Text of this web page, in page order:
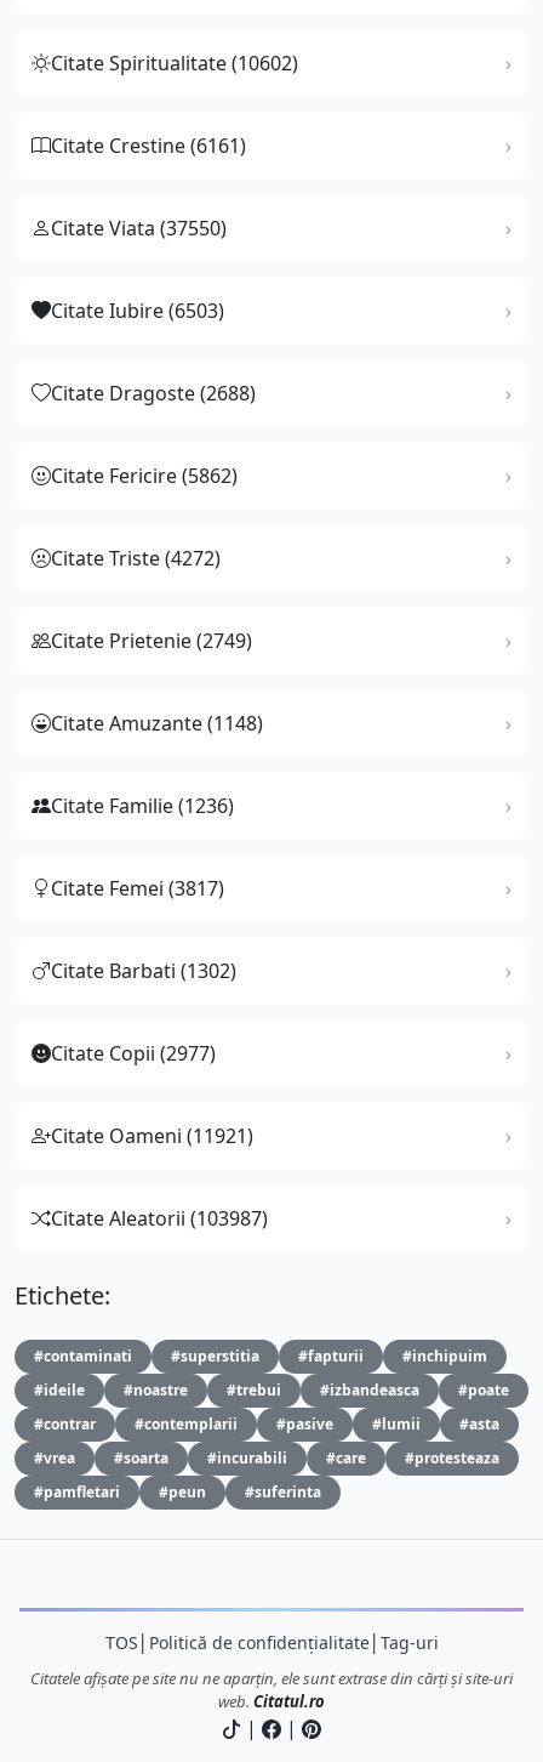
Citate Spiritualitate (10602)
Citate Crestine (6161)
Citate Viata (37550)
Citate Iubire (6503)
Citate Dragoste (2688)
Citate Fericire (5862)
Citate Triste (4272)
Citate Prietenie (2749)
Citate Amuzante (1148)
Citate Familie (1236)
Citate Femei (3817)
Citate Barbati (1302)
Citate Copii (2977)
Citate Oameni (11921)
Citate Aleatorii (103987)
Etichete:
#contaminati #superstitia #fapturii
#inchipuim
#ideile
#noastre #trebui #izbandeasca
#poate
#contrar
#contemplarii #pasive #lumii
#asta
#vrea
#soarta #incurabili #care
#protesteaza
#pamfletari
#peun #suferinta
TOS Politică de confidențialitate│ Tag-uri
Citatele afișate pe site nu ne aparțin, ele sunt extrase din cărți și site-uri
web. Citatul.ro
| |